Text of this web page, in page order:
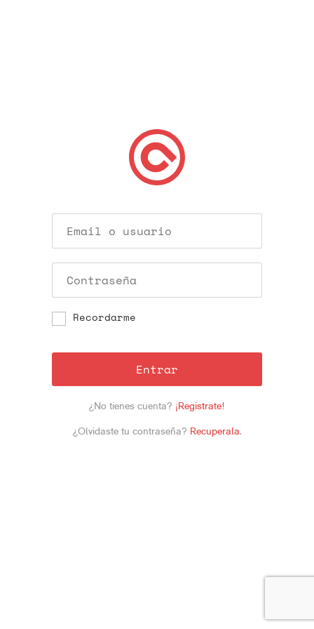
Recordarme
Entrar
¿No tienes cuenta? ¡Registrate!
¿Olvidaste tu contraseña? Recuperala.